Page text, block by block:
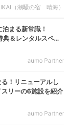
（潮騒の宿 晴海）
まる新常識！
典＆レンタルスペー
aumo Partner
！リニューアルし
リーの6施設を紹介
aumo Partner